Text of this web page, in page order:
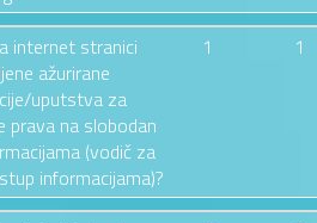
internet stranici
ažurirane
uputstva za
prava na slobodan
(vodič za
informacijama)?
1 1